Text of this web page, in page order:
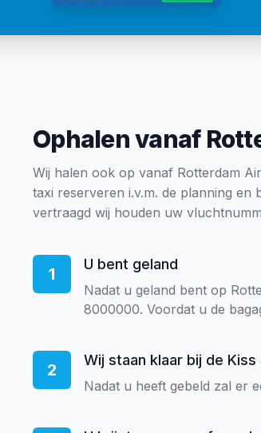
Ophalen vanaf
Wij halen ook op vanaf Rotterdam
taxi reserveren i.v.m. de planning en
vertraagd wij houden uw
1
U bent geland
Nadat u geland bent op
8000000. Voordat u de
2
Wij staan klaar bij de Kiss
Nadat u heeft gebeld zal er